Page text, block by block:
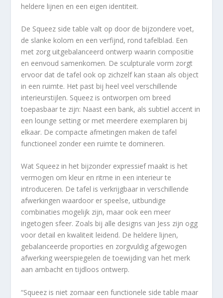
heldere lijnen en een eigen identiteit.
De Squeez side table valt op door de bijzondere voet,
de slanke kolom en een verfijnd, rond tafelblad. Een
met zorg uitgebalanceerd ontwerp waarin compositie
en eenvoud samenkomen. De sculpturale vorm zorgt
ervoor dat de tafel ook op zichzelf kan staan als object
in een ruimte. Het past bij heel veel verschillende
interieurstijlen. Squeez is ontworpen om breed
toepasbaar te zijn: Naast een bank, als subtiel accent in
een lounge setting or met meerdere exemplaren bij
elkaar. De compacte afmetingen maken de tafel
functioneel zonder een ruimte te domineren.
Wat Squeez in het bijzonder expressief maakt is het
vermogen om kleur en ritme in een interieur te
introduceren. De tafel is verkrijgbaar in verschillende
afwerkingen waardoor er speelse, uitbundige
combinaties mogelijk zijn, maar ook een meer
ingetogen sfeer. Zoals bij alle designs van Jess zijn ogg
voor detail en kwaliteit leidend. De heldere lijnen,
gebalanceerde proporties en zorgvuldig afgewogen
afwerking weerspiegelen de toewijding van het merk
aan ambacht en tijdloos ontwerp.
“Squeez is niet zomaar een functionele side table maar